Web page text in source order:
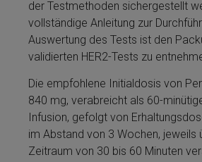
der Testmethoden sicher­ge­stellt
vollständige Anleitung zur
Auswertung des Tests ist den
validierten HER2-Tests zu
Die empfohlene Initialdosis von
840 mg, verabreicht als 60-
Infusion, gefolgt von
im Abstand von 3 Wochen, je­weils
Zeitraum von 30 bis 60 Minuten